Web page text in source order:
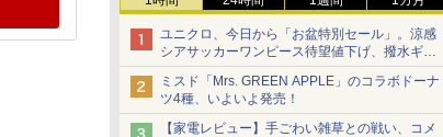
ユニクロ、今日から「お盆特別セール」。涼感
シアサッカーワンピース待望値下げ、撥水ギア
ショーツは1990円に
ミスド「Mrs. GREEN APPLE」のコラボドーナ
ツ4種、いよいよ発売！
【家電レビュー】手ごわい雑草との戦い、コメ